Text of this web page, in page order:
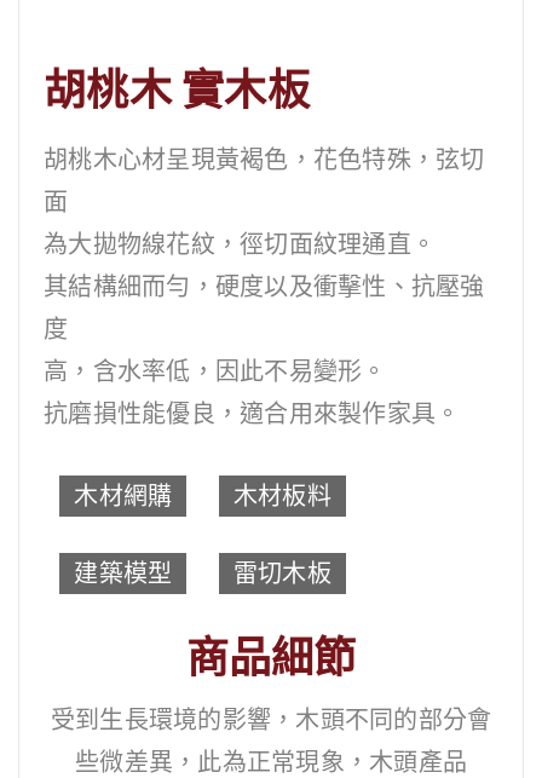
胡桃木 實木板
胡桃木心材呈現黃褐色，花色特殊，弦切
面
為大拋物線花紋，徑切面紋理通直。
其結構細而勻，硬度以及衝擊性、抗壓強
度
高，含水率低，因此不易變形。
抗磨損性能優良，適合用來製作家具。
木材網購 木材板料
建築模型 雷切木板
商品細節
受到生長環境的影響，木頭不同的部分會
些微差異，此為正常現象，木頭產品